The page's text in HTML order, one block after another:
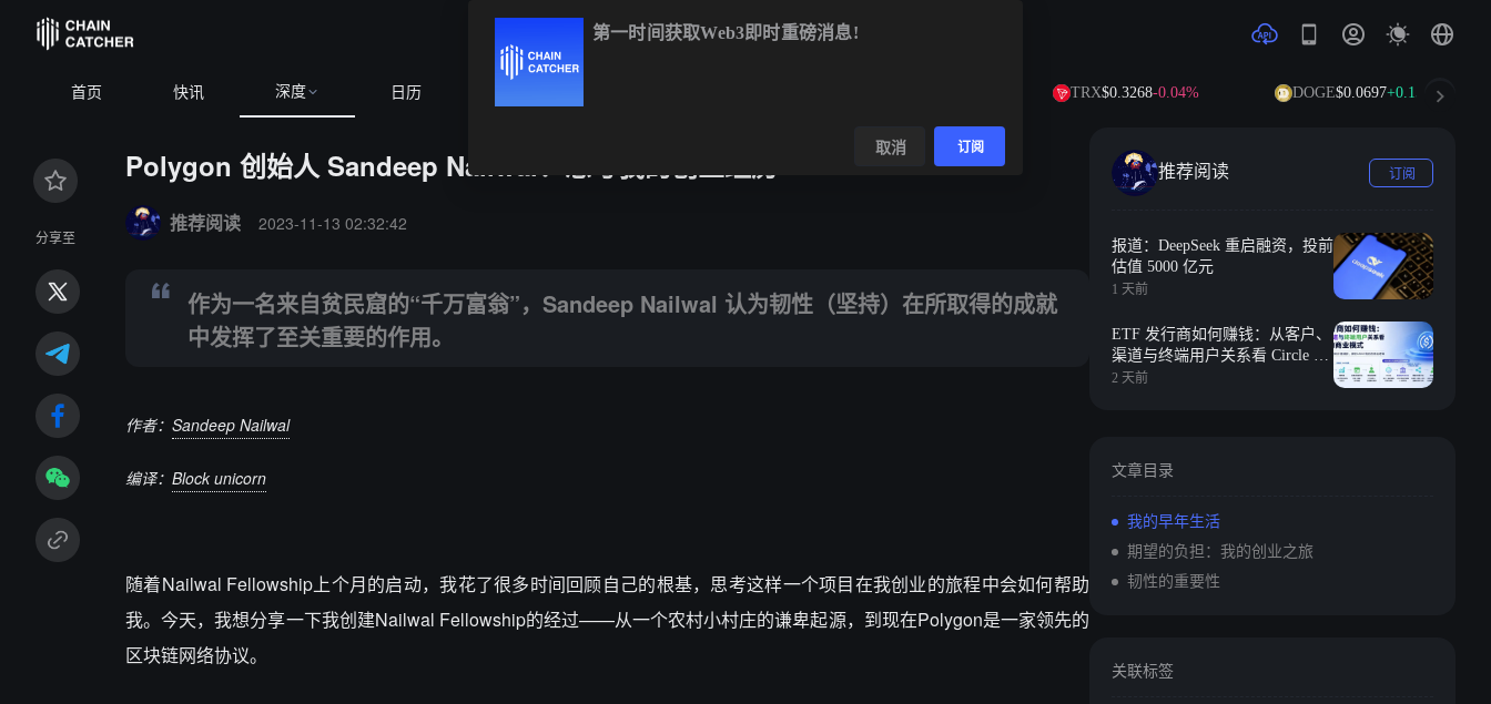
首页 快讯 深度 日历
$1,906.27 $594.91 $0.3268-0.04% DOGE$0.0697+0.15%
分享至
Polygon 创始人 Sandeep Nailwal：思考我的创业经历
推荐阅读 2023-11-13 02:32:42
作为一名来自贫民窟的“千万富翁”，Sandeep Nailwal 认为韧性（坚持）在所取得的成就
中发挥了至关重要的作用。
作者：Sandeep Nailwal
编译：Block unicorn
随着Nailwal Fellowship上个月的启动，我花了很多时间回顾自己的根基，思考这样一个项目在我创业的旅程中会如何帮助
我。今天，我想分享一下我创建Nailwal Fellowship的经过——从一个农村小村庄的谦卑起源，到现在Polygon是一家领先的
区块链网络协议。
推荐阅读 订阅
报道：DeepSeek 重启融资，投前
估值 5000 亿元
1 天前
ETF 发行商如何赚钱：从客户、
渠道与终端用户关系看 Circle 的
商业模式
2 天前
文章目录
我的早年生活
期望的负担：我的创业之旅
韧性的重要性
关联标签
第一时间获取Web3即时重磅消息!
取消 订阅